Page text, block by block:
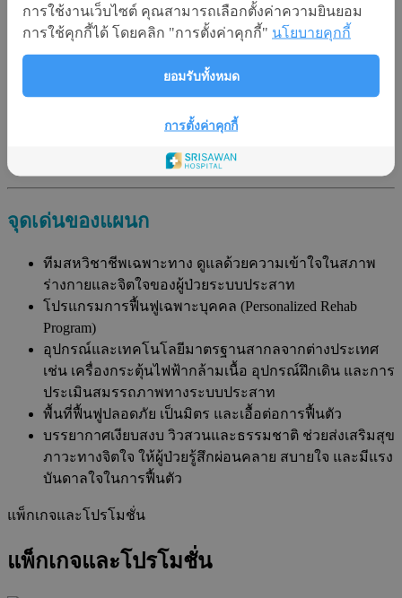
ฟื้นฟูให้กลับมาใช้ชีวิตได้อย่างใกล้เคียงปกติ ภาวะที่ดูแลใน
บริการนี้ ได้แก่:
โรคหลอดเลือดสมอง (Stroke)
สมองบาดเจ็บจากอุบัติเหตุ (Traumatic Brain Injury)
การบาดเจ็บที่ไขสันหลัง (Spinal Cord Injury)
ภาวะหัวใจขาดเลือดเฉียบพลัน (Myocardial Infarction)
จุดเด่นของแผนก
ทีมสหวิชาชีพเฉพาะทาง ดูแลด้วยความเข้าใจในสภาพ
ร่างกายและจิตใจของผู้ป่วยระบบประสาท
โปรแกรมการฟื้นฟูเฉพาะบุคคล (Personalized Rehab
Program)
อุปกรณ์และเทคโนโลยีมาตรฐานสากลจากต่างประเทศ
เช่น เครื่องกระตุ้นไฟฟ้ากล้ามเนื้อ อุปกรณ์ฝึกเดิน และการ
ประเมินสมรรถภาพทางระบบประสาท
พื้นที่ฟื้นฟูปลอดภัย เป็นมิตร และเอื้อต่อการฟื้นตัว
บรรยากาศเงียบสงบ วิวสวนและธรรมชาติ ช่วยส่งเสริมสุข
ภาวะทางจิตใจ ให้ผู้ป่วยรู้สึกผ่อนคลาย สบายใจ และมีแรง
บันดาลใจในการฟื้นตัว
แพ็กเกจและโปรโมชั่น
แพ็กเกจและโปรโมชั่น
การใช้งานเว็บไซต์ คุณสามารถเลือกตั้งค่าความยินยอม
การใช้คุกกี้ได้ โดยคลิก "การตั้งค่าคุกกี้" นโยบายคุกกี้
ยอมรับทั้งหมด
การตั้งค่าคุกกี้